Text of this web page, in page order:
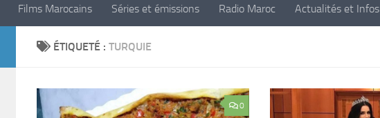
Films Marocains Séries et émissions Radio Maroc Actualités et Infos
ÉTIQUETÉ : TURQUIE
0